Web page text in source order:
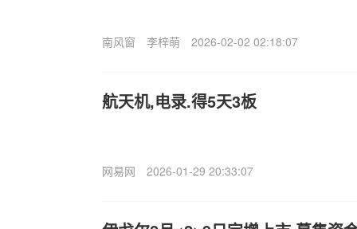
南风窗 李梓萌 2026-02-02 02:18:07
航天机,电录.得5天3板
网易网 2026-01-29 20:33:07